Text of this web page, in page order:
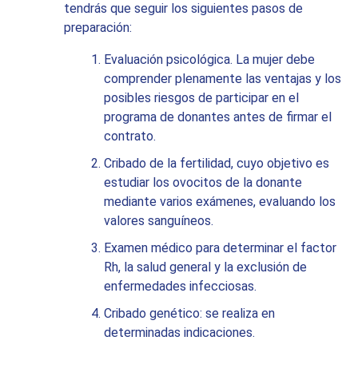
tendrás que seguir los siguientes pasos de
preparación:
Evaluación psicológica. La mujer debe
comprender plenamente las ventajas y los
posibles riesgos de participar en el
programa de donantes antes de firmar el
contrato.
Cribado de la fertilidad, cuyo objetivo es
estudiar los ovocitos de la donante
mediante varios exámenes, evaluando los
valores sanguíneos.
Examen médico para determinar el factor
Rh, la salud general y la exclusión de
enfermedades infecciosas.
Cribado genético: se realiza en
determinadas indicaciones.